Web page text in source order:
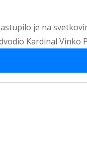
je na
Kardinal